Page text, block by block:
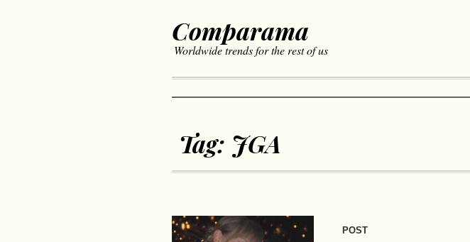
Comparama
Worldwide trends for the rest of us
Tag: JGA
POST